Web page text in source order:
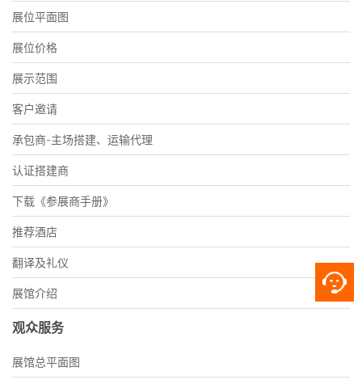
展位平面图
展位价格
展示范围
客户邀请
承包商-主场搭建、运输代理
认证搭建商
下载《参展商手册》
推荐酒店
翻译及礼仪
展馆介绍
观众服务
展馆总平面图